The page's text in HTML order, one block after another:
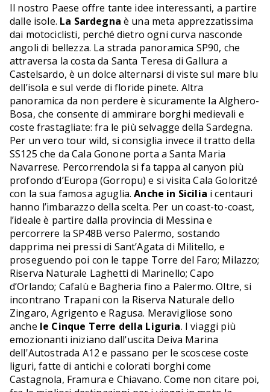
Il nostro Paese offre tante idee interessanti, a partire
dalle isole. La Sardegna è una meta apprezzatissima
dai motociclisti, perché dietro ogni curva nasconde
angoli di bellezza. La strada panoramica SP90, che
attraversa la costa da Santa Teresa di Gallura a
Castelsardo, è un dolce alternarsi di viste sul mare blu
dell’isola e sul verde di floride pinete. Altra
panoramica da non perdere è sicuramente la Alghero-
Bosa, che consente di ammirare borghi medievali e
coste frastagliate: fra le più selvagge della Sardegna.
Per un vero tour wild, si consiglia invece il tratto della
SS125 che da Cala Gonone porta a Santa Maria
Navarrese. Percorrendola si fa tappa al canyon più
profondo d’Europa (Gorropu) e si visita Cala Goloritzé
con la sua famosa aguglia.Anche in Sicilia i centauri
hanno l’imbarazzo della scelta. Per un coast-to-coast,
l’ideale è partire dalla provincia di Messina e
percorrere la SP48B verso Palermo, sostando
dapprima nei pressi di Sant’Agata di Militello, e
proseguendo poi con le tappe Torre del Faro; Milazzo;
Riserva Naturale Laghetti di Marinello; Capo
d’Orlando; Cafalù e Bagheria fino a Palermo. Oltre, si
incontrano Trapani con la Riserva Naturale dello
Zingaro, Agrigento e Ragusa. Meravigliose sono
anche le Cinque Terre della Liguria. I viaggi più
emozionanti iniziano dall'uscita Deiva Marina
dell'Autostrada A12 e passano per le scoscese coste
liguri, fatte di antichi e colorati borghi come
Castagnola, Framura e Chiavano. Come non citare poi,